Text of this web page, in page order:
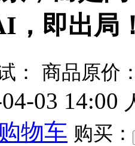
，即出局
：
商品原价
03 14:00
物车 购买：